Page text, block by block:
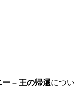
ー – 王の帰還につ